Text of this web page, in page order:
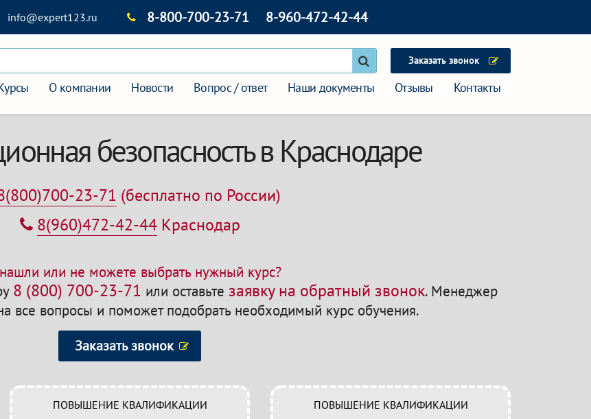
info@expert123.ru 8-800-700-23-71 8-960-472-42-44
Заказать звонок
О компании Новости Вопрос / ответ Наши документы Отзывы Контакты
безопасность в Краснодаре
23-71 (бесплатно по России)
8(960)472-42-44Краснодар
или не можете выбрать нужный курс?
8 (800) 700-23-71 или оставьте заявку на обратный звонок.Менеджер
все вопросы и поможет подобрать необходимый курс обучения.
Заказать звонок
ПОВЫШЕНИЕ КВАЛИФИКАЦИИ ПОВЫШЕНИЕ КВАЛИФИКАЦИИ